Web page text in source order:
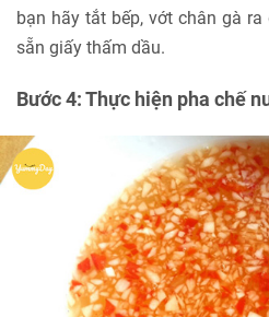
bạn hãy tắt bếp, vớt chân gà
sẵn giấy thấm dầu.
Bước 4: Thực hiện pha chế